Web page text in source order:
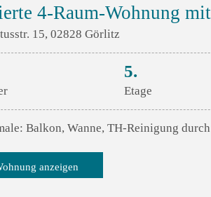
4-Raum-Wohnung
15, 02828 Görlitz
5.
Etage
Balkon, Wanne, TH-Reinigung
anzeigen